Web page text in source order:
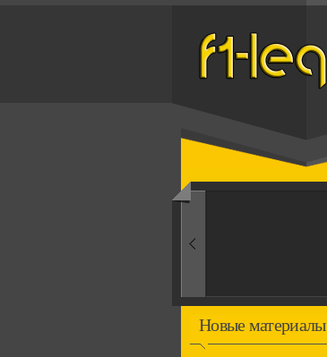
1960-ые
Новые материалы